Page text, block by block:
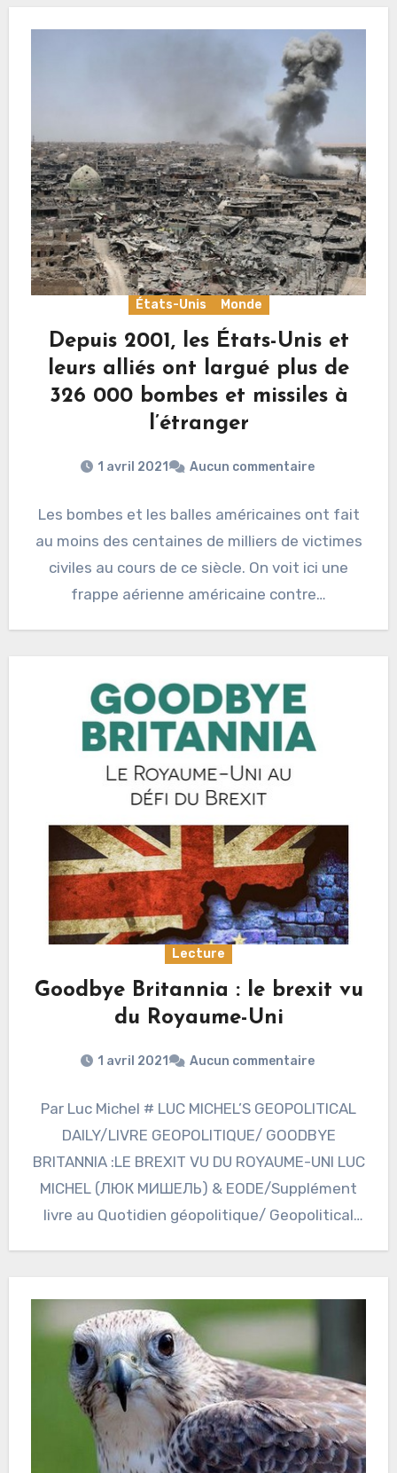
États-Unis Monde
Depuis 2001, les États-Unis et
leurs alliés ont largué plus de
326 000 bombes et missiles à
l’étranger
1 avril 2021 Aucun commentaire
Les bombes et les balles américaines ont fait
au moins des centaines de milliers de victimes
civiles au cours de ce siècle. On voit ici une
frappe aérienne américaine contre…
Lecture
Goodbye Britannia : le brexit vu
du Royaume-Uni
1 avril 2021 Aucun commentaire
Par Luc Michel # LUC MICHEL’S GEOPOLITICAL
DAILY/LIVRE GEOPOLITIQUE/ GOODBYE
BRITANNIA :LE BREXIT VU DU ROYAUME-UNI LUC
MICHEL (ЛЮК МИШЕЛЬ) & EODE/Supplément
livre au Quotidien géopolitique/ Geopolitical